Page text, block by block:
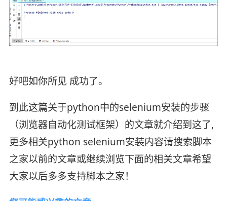
好吧如你所见 成功了。
到此这篇关于python中的selenium安装的步骤
（浏览器自动化测试框架）的文章就介绍到这了,
更多相关python selenium安装内容请搜索脚本
之家以前的文章或继续浏览下面的相关文章希望
大家以后多多支持脚本之家！